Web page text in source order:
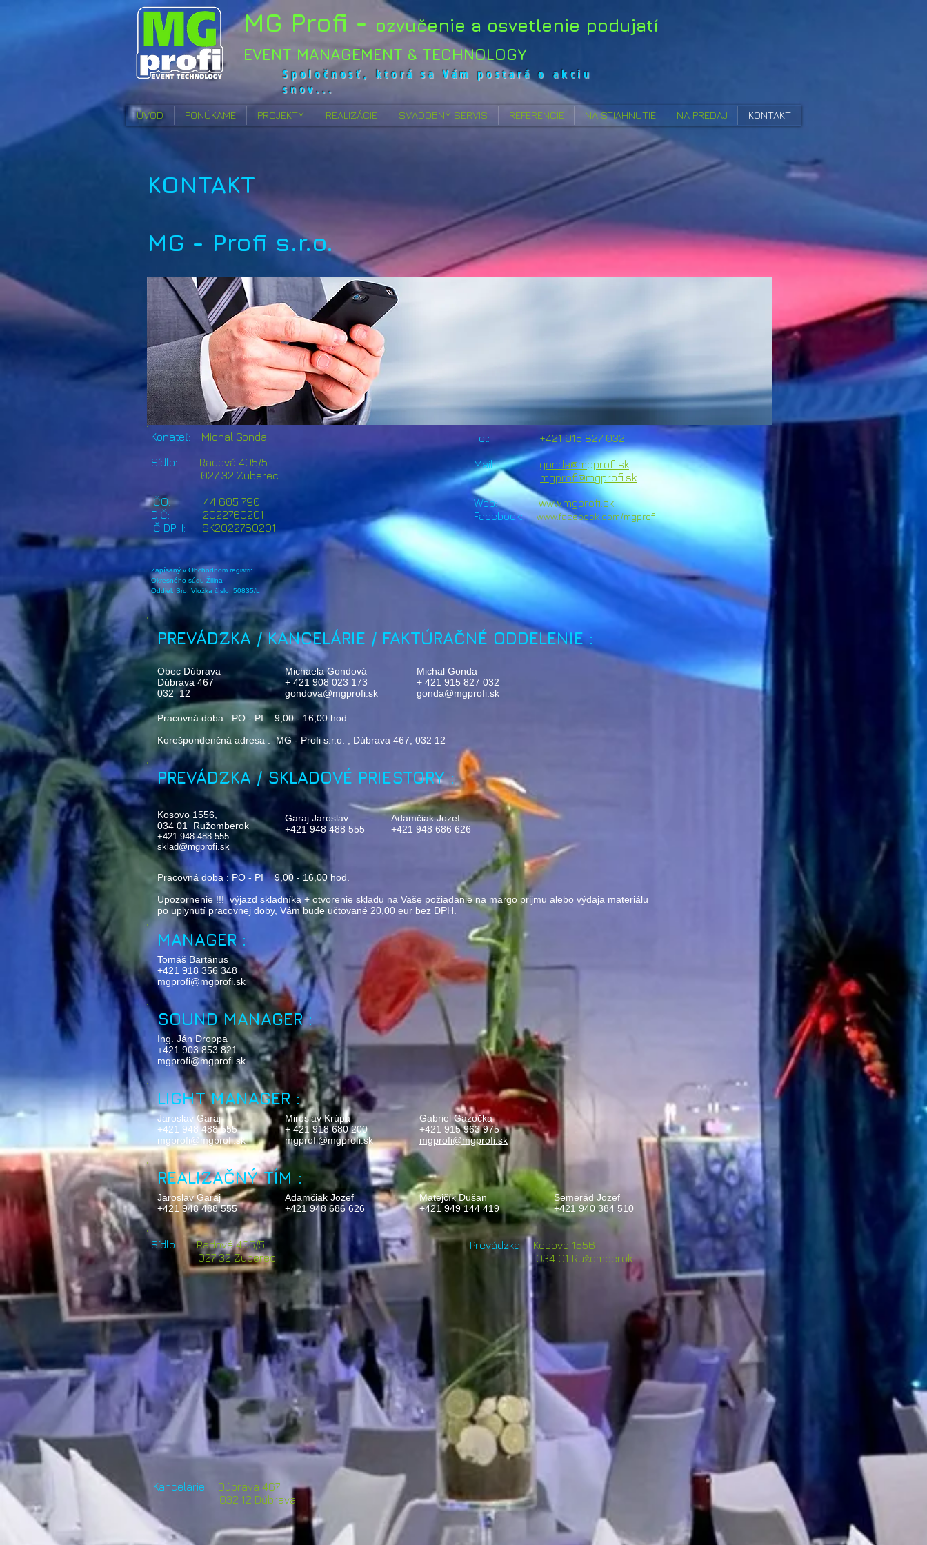
MG Profi - ozvučenie a osvetlenie podujatí
EVENT MANAGEMENT & TECHNOLOGY
Spoločnosť, ktorá sa Vám postará o akciu
snov...
ÚVOD PONÚKAME PROJEKTY REALIZÁCIE SVADOBNÝ SERVIS REFERENCIE NA STIAHNUTIE NA PREDAJ KONTAKT
KONTAKT
MG - Profi s.r.o.
Tel: +421 915 827 032
Mail:
gonda@mgprofi.sk
mgprofi@mgprofi.sk
Web:
www.mgprofi.sk
Facebook:
www.facebook.com/mgprofi
Zapísaný v Obchodnom registri:
Okresného súdu Žilina
Oddiel: Sro, Vložka číslo: 50835/L
Konateľ: Michal Gonda
Sídlo: Radová 405/5
027 32 Zuberec
IČO:
44 605 790
DIČ: 2022760201
IČ DPH:
SK2022760201
PREVÁDZKA / KANCELÁRIE / FAKTÚRAČNÉ ODDELENIE :
Obec Dúbrava
Dúbrava 467
032 12
Michaela Gondová
+ 421 908 023 173
gondova@mgprofi.sk
Michal Gonda
+ 421 915 827 032
gonda@mgprofi.sk
Pracovná doba : PO - PI 9,00 - 16,00 hod.
Korešpondenčná adresa : MG - Profi s.r.o. , Dúbrava 467, 032 12
PREVÁDZKA / SKLADOVÉ PRIESTORY :
Kosovo 1556,
034 01 Ružomberok
+421 948 488 555
sklad@mgprofi.sk
Garaj Jaroslav
+421 948 488 555
Adamčiak Jozef
+421 948 686 626
Pracovná doba : PO - PI 9,00 - 16,00 hod.
Upozornenie !!! výjazd skladníka + otvorenie skladu na Vaše požiadanie na margo prijmu alebo výdaja materiálu
po uplynutí pracovnej doby, Vám bude učtované 20,00 eur bez DPH.
MANAGER :
Tomáš Bartánus
+421 918 356 348
mgprofi@mgprofi.sk
SOUND MANAGER :
Ing. Ján Droppa
+421 903 853 821
mgprofi@mgprofi.sk
LIGHT MANAGER :
Miroslav Krúpa
+ 421 918 680 200
mgprofi@mgprofi.sk
Jaroslav Garaj
+421 948 488 555
mgprofi@mgprofi.sk
Gabriel Gazočka
+421 915 963 975
mgprofi@mgprofi.sk
REALIZAČNÝ TÍM :
Adamčiak Jozef
+421 948 686 626
Jaroslav Garaj
+421 948 488 555
Matejčík Dušan
+421 949 144 419
Semerád Jozef
+421 940 384 510
Sídlo:
Radová 405/5
027 32 Zuberec
Prevádzka:
Kosovo 1556
034 01 Ružomberok
Kancelárie:
Dúbrava 467
032 12 Dúbrava